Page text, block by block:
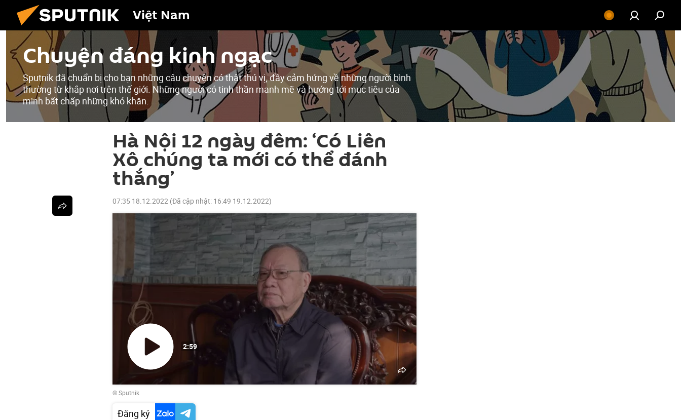
Việt Nam
Chuyện đáng kinh ngạc
Sputnik đã chuẩn bị cho bạn những câu chuyện có thật thú vị, đầy cảm hứng về những người bình
thường từ khắp nơi trên thế giới. Những người có tinh thần mạnh mẽ và hướng tới mục tiêu của
mình bất chấp những khó khăn.
Hà Nội 12 ngày đêm: ‘Có Liên
Xô chúng ta mới có thể đánh
thắng’
07:35 18.12.2022 (Đã cập nhật: 16:49 19.12.2022)
Phát
2:59
© Sputnik
Đăng ký